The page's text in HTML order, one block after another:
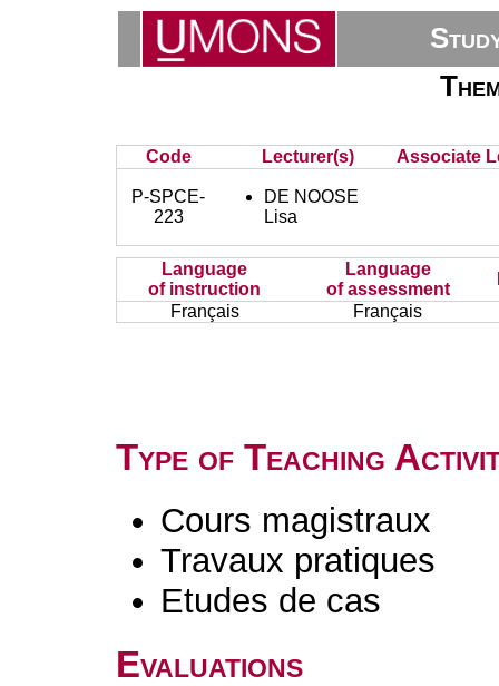
Code Lecturer(s) Associate
P-SPCE-
223
DE NOOSE
Lisa
Language
of instruction
Language
of assessment
Français
Français
Type of Teaching
Cours magistraux
Travaux pratiques
Etudes de cas
Evaluations